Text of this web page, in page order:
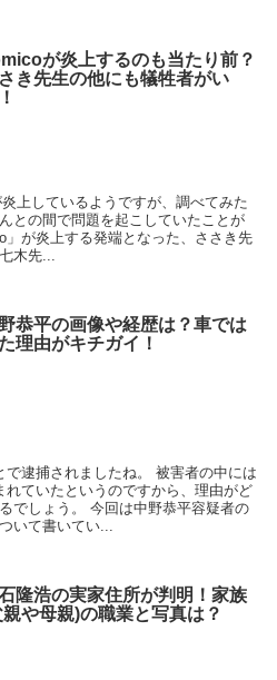
が炎上するのも当たり前？
き先生の他にも犠牲者がい
上しているようですが、調べてみた
との間で問題を起こしていたことが
が炎上する発端となった、ささき先
木先...
恭平の画像や経歴は？車では
理由がキチガイ！
逮捕されましたね。 被害者の中には
ていたというのですから、理由がど
でしょう。 今回は中野恭平容疑者の
いて書いてい...
隆浩の実家住所が判明！家族
親や母親)の職業と写真は？